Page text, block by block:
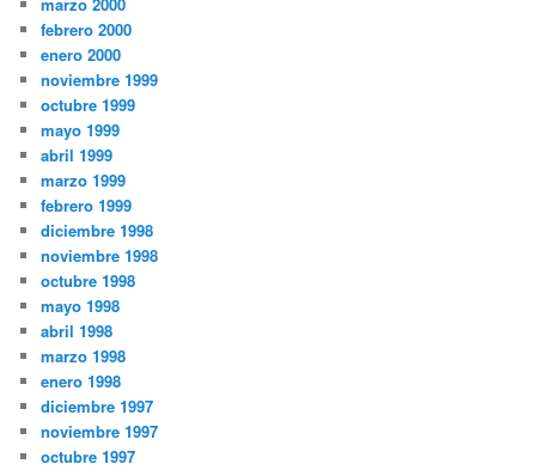
febrero 2000
enero 2000
noviembre 1999
octubre 1999
mayo 1999
abril 1999
marzo 1999
febrero 1999
diciembre 1998
noviembre 1998
octubre 1998
mayo 1998
abril 1998
marzo 1998
enero 1998
diciembre 1997
noviembre 1997
octubre 1997